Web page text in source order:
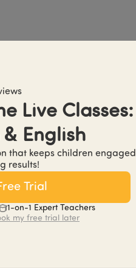
ฉัน
ณนะคะ/ครับ
I feel lucky to have you. - ฉันรู้สึกโชคดีมากที่มีคุณ
Live Classes:
English
that keeps children engaged
results!
Trial
1-on-1 Expert Teachers
my free trial later